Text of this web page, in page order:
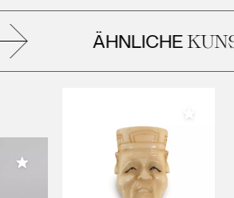
ÄHNLICHE
Meiner Sammlung hinzufügen